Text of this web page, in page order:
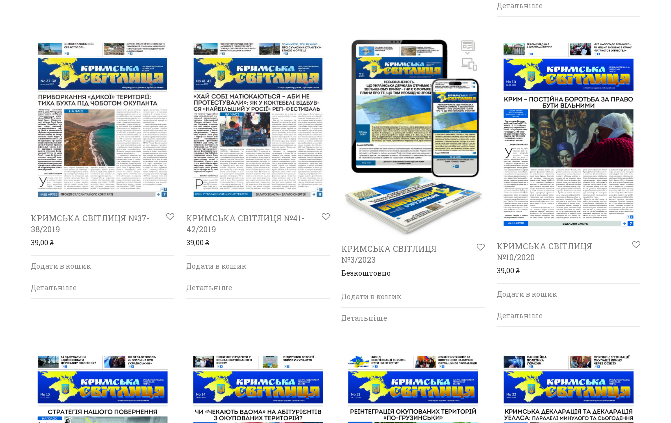
Детальніше
КРИМСЬКА СВІТЛИЦЯ №37-
38/2019
39,00 ₴
Додати в кошик
Детальніше
КРИМСЬКА СВІТЛИЦЯ №41-
42/2019
39,00 ₴
Додати в кошик
Детальніше
КРИМСЬКА СВІТЛИЦЯ
№3/2023
Безкоштовно
Додати в кошик
Детальніше
КРИМСЬКА СВІТЛИЦЯ
№10/2020
39,00 ₴
Додати в кошик
Детальніше